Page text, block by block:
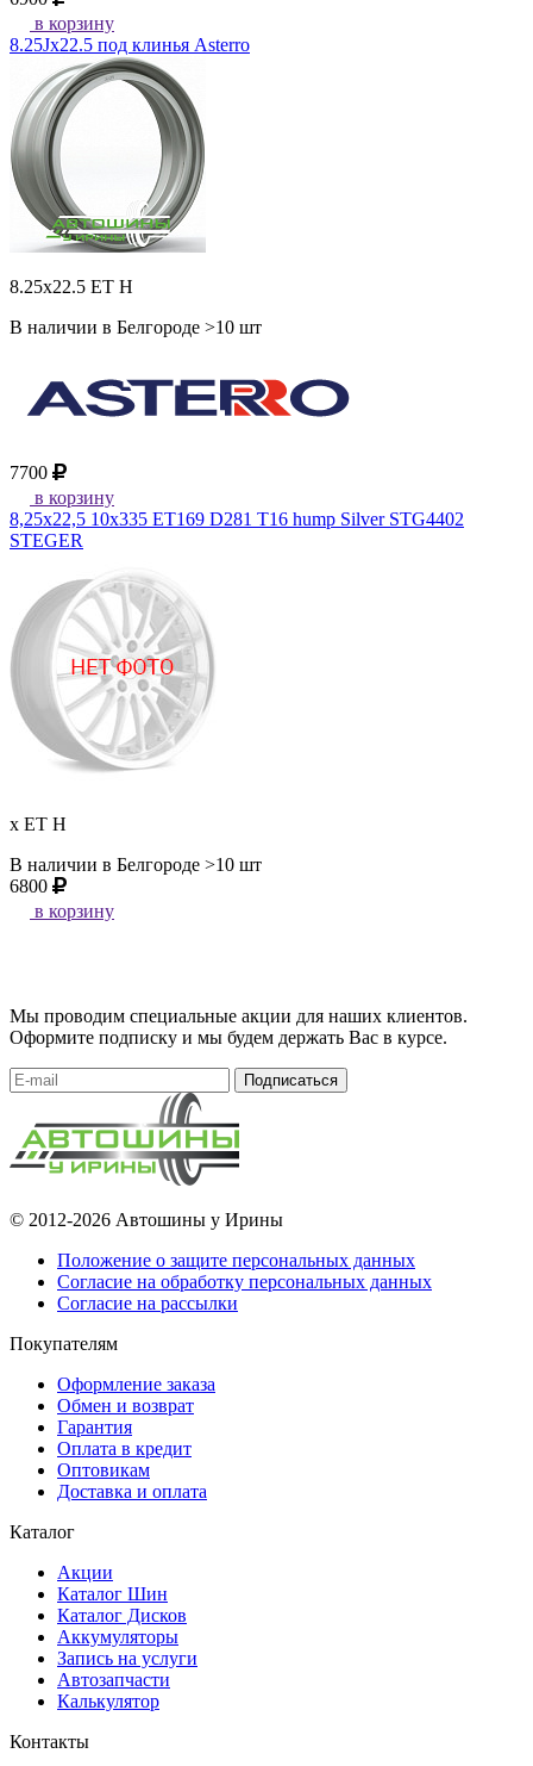
в корзину
8.25Jx22.5 под клинья Asterro
8.25x22.5 ET H
В наличии в Белгороде >10 шт
7700
в корзину
8,25x22,5 10x335 ET169 D281 T16 hump Silver STG4402
STEGER
x ET H
В наличии в Белгороде >10 шт
6800
в корзину
Мы проводим специальные акции для наших клиентов.
Оформите подписку и мы будем держать Вас в курсе.
Подписаться
© 2012-2026 Автошины у Ирины
Положение о защите персональных данных
Согласие на обработку персональных данных
Согласие на рассылки
Покупателям
Оформление заказа
Обмен и возврат
Гарантия
Оплата в кредит
Оптовикам
Доставка и оплата
Каталог
Акции
Каталог Шин
Каталог Дисков
Аккумуляторы
Запись на услуги
Автозапчасти
Калькулятор
Контакты